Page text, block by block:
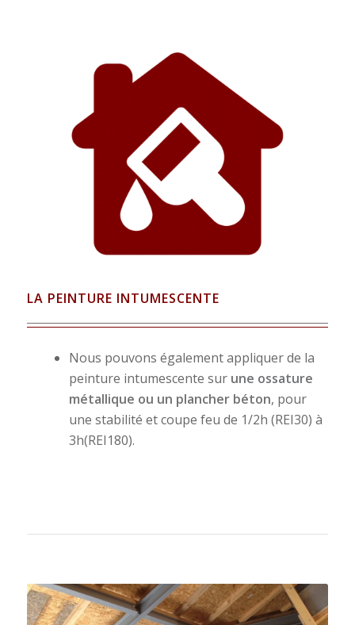
LA PEINTURE INTUMESCENTE
Nous pouvons également appliquer de la
peinture intumescente sur une ossature
métallique ou un plancher béton, pour
une stabilité et coupe feu de 1/2h (REI30) à
3h(REI180).